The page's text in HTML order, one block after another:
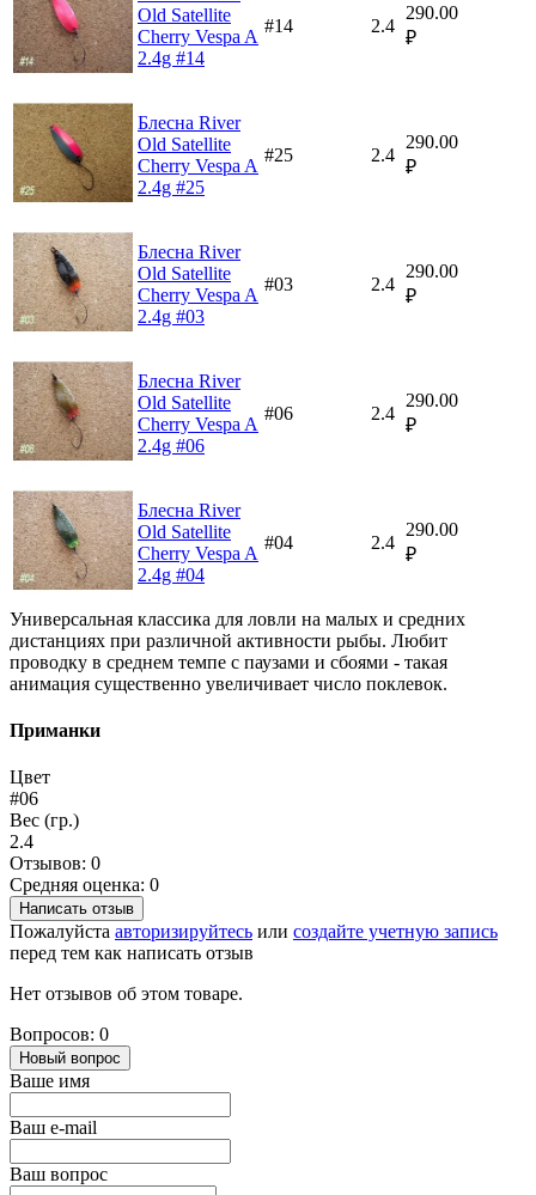
Old Satellite
Cherry Vespa A
2.4g #14
#14 2.4
290.00
₽
Блесна River
Old Satellite
Cherry Vespa A
2.4g #25
#25 2.4
290.00
₽
Блесна River
Old Satellite
Cherry Vespa A
2.4g #03
#03 2.4
290.00
₽
Блесна River
Old Satellite
Cherry Vespa A
2.4g #06
#06 2.4
290.00
₽
Блесна River
Old Satellite
Cherry Vespa A
2.4g #04
#04 2.4
290.00
₽
Универсальная классика для ловли на малых и средних
дистанциях при различной активности рыбы. Любит
проводку в среднем темпе с паузами и сбоями - такая
анимация существенно увеличивает число поклевок.
Приманки
Цвет
#06
Вес (гр.)
2.4
Отзывов: 0
Средняя оценка: 0
Написать отзыв
Пожалуйста авторизируйтесь или создайте учетную запись
перед тем как написать отзыв
Нет отзывов об этом товаре.
Вопросов: 0
Новый вопрос
Ваше имя
Ваш e-mail
Ваш вопрос